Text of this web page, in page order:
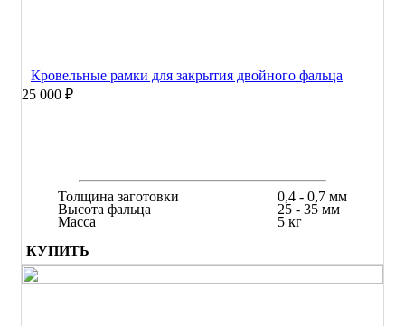
Кровельные рамки для закрытия двойного фальца
25 000 ₽
Толщина заготовки
Высота фальца
Масса
0,4 - 0,7 мм
25 - 35 мм
5 кг
КУПИТЬ